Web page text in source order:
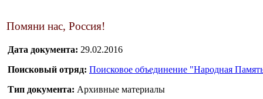
Помяни нас, Россия!
Дата документа: 29.02.2016
Поисковый отряд: Поисковое объединение "Народная
Тип документа: Архивные материалы